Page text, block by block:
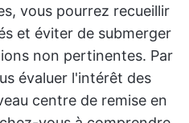
vous pourrez recueillir
et éviter de submerger
non pertinentes. Par
évaluer l'intérêt des
centre de remise en